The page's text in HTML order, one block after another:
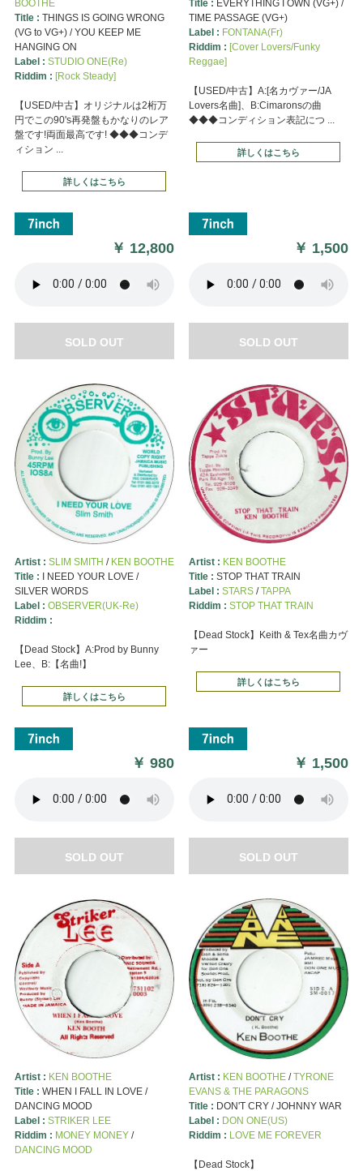
BOOTHE
Title : THINGS IS GOING WRONG
(VG to VG+) / YOU KEEP ME
HANGING ON
Label : STUDIO ONE(Re)
Riddim : [Rock Steady]
【USED/中古】オリジナルは2桁万
円でこの90's再発盤もかなりのレア
盤です!両面最高です! ◆◆◆コンデ
ィション ...
詳しくはこちら
￥ 12,800
SOLD OUT
Title : EVERYTHING I OWN (VG+) /
TIME PASSAGE (VG+)
Label : FONTANA(Fr)
Riddim : [Cover Lovers/Funky
Reggae]
【USED/中古】A:[名カヴァー/JA
Lovers名曲]、B:Cimaronsの曲
◆◆◆コンディション表記につ ...
詳しくはこちら
￥ 1,500
SOLD OUT
Artist : SLIM SMITH / KEN BOOTHE
Title : I NEED YOUR LOVE /
SILVER WORDS
Label : OBSERVER(UK-Re)
Riddim :
【Dead Stock】A:Prod by Bunny
Lee、B:【名曲!】
詳しくはこちら
￥980
SOLD OUT
Artist : KEN BOOTHE
Title : STOP THAT TRAIN
Label : STARS/TAPPA
Riddim : STOP THAT TRAIN
【Dead Stock】Keith & Tex名曲カヴ
ァー
詳しくはこちら
￥ 1,500
SOLD OUT
Artist : KEN BOOTHE
Title : WHEN I FALL IN LOVE /
DANCING MOOD
Label : STRIKER LEE
Riddim : MONEY MONEY/
DANCING MOOD
Artist : KEN BOOTHE/TYRONE
EVANS & THE PARAGONS
Title : DON'T CRY / JOHNNY WAR
Label : DON ONE(US)
Riddim : LOVE ME FOREVER
【Dead Stock】